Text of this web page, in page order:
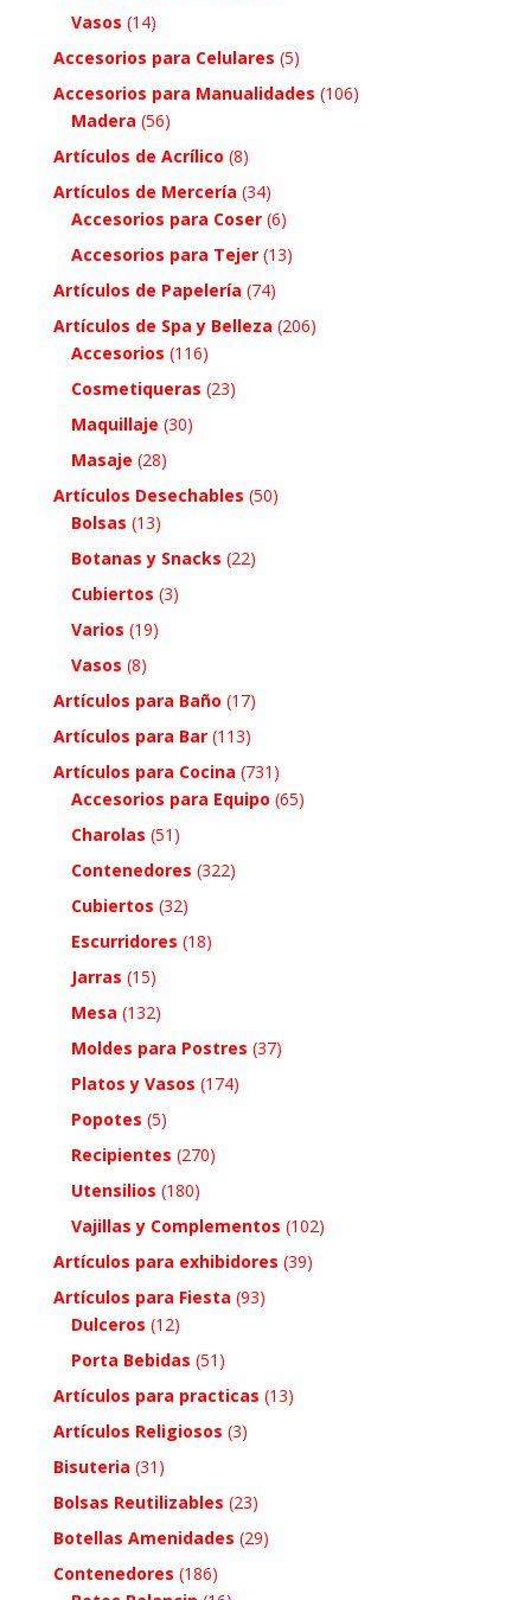
Vasos (14)
Accesorios para Celulares (5)
Accesorios para Manualidades (106)
Madera (56)
Artículos de Acrílico (8)
Artículos de Mercería (34)
Accesorios para Coser (6)
Accesorios para Tejer (13)
Artículos de Papelería (74)
Artículos de Spa y Belleza (206)
Accesorios (116)
Cosmetiqueras (23)
Maquillaje (30)
Masaje (28)
Artículos Desechables (50)
Bolsas (13)
Botanas y Snacks (22)
Cubiertos (3)
Varios (19)
Vasos (8)
Artículos para Baño (17)
Artículos para Bar (113)
Artículos para Cocina (731)
Accesorios para Equipo (65)
Charolas (51)
Contenedores (322)
Cubiertos (32)
Escurridores (18)
Jarras (15)
Mesa (132)
Moldes para Postres (37)
Platos y Vasos (174)
Popotes (5)
Recipientes (270)
Utensilios (180)
Vajillas y Complementos (102)
Artículos para exhibidores (39)
Artículos para Fiesta (93)
Dulceros (12)
Porta Bebidas (51)
Artículos para practicas (13)
Artículos Religiosos (3)
Bisuteria (31)
Bolsas Reutilizables (23)
Botellas Amenidades (29)
Contenedores (186)